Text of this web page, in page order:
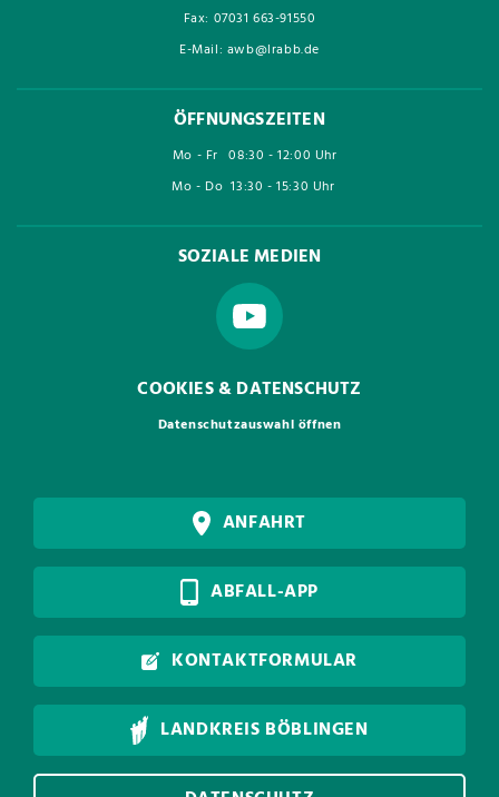
Fax: 07031 663-91550
E-Mail: awb@lrabb.de
ÖFFNUNGSZEITEN
Mo - Fr 08:30 - 12:00 Uhr
Mo - Do 13:30 - 15:30 Uhr
SOZIALE MEDIEN
COOKIES & DATENSCHUTZ
Datenschutzauswahl öffnen
ANFAHRT
ABFALL-APP
KONTAKTFORMULAR
LANDKREIS BÖBLINGEN